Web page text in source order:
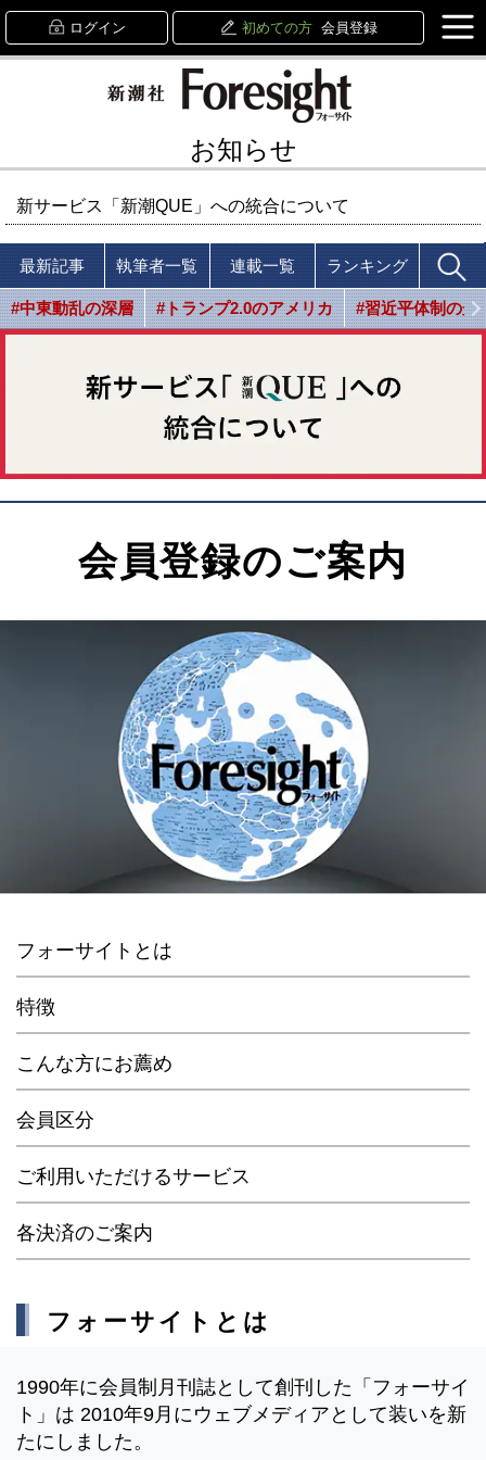
ログイン 初めての方 会員登録
お知らせ
新サービス「新潮QUE」への統合について
最新記事 執筆者一覧 連載一覧 ランキング
#中東動乱の深層 #トランプ2.0のアメリカ #習近平体制の光
会員登録のご案内
フォーサイトとは
特徴
こんな方にお薦め
会員区分
ご利用いただけるサービス
各決済のご案内
フォーサイトとは
1990年に会員制月刊誌として創刊した「フォーサイ
ト」は 2010年9月にウェブメディアとして装いを新
たにしました。